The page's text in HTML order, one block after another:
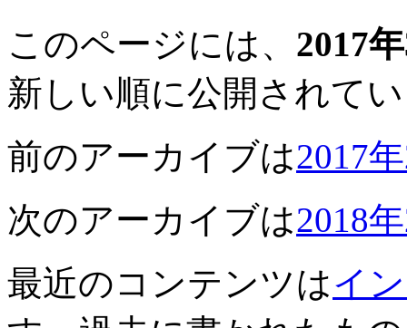
このページには、 2017
新しい順に公開されて
前のアーカイブは2017
次のアーカイブは2018
最近のコンテンツはイ